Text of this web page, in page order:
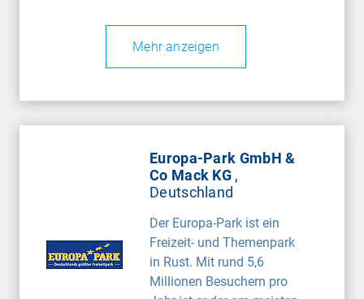
Mehr anzeigen
Europa-Park GmbH &
Co Mack KG ,
Deutschland
Der Europa-Park ist ein
Freizeit- und Themenpark
in Rust. Mit rund 5,6
Millionen Besuchern pro